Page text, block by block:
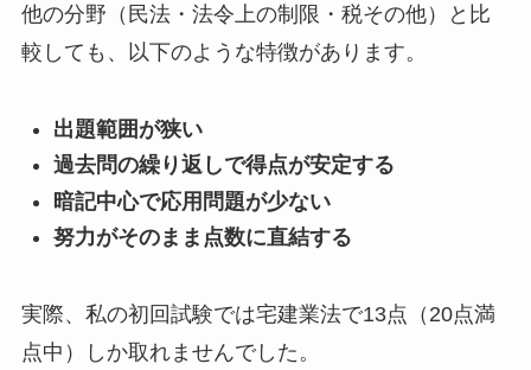
他の分野（民法・法令上の制限・税その他）と比
較しても、以下のような特徴があります。
出題範囲が狭い
過去問の繰り返しで得点が安定する
暗記中心で応用問題が少ない
努力がそのまま点数に直結する
実際、私の初回試験では宅建業法で13点（20点満
点中）しか取れませんでした。